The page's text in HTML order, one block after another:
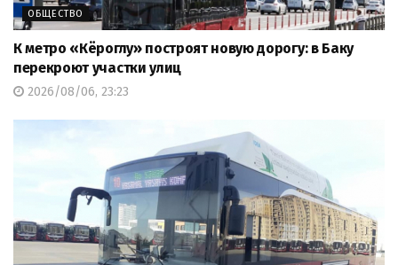
ОБЩЕСТВО
К метро «Кёроглу» построят новую дорогу: в Баку
перекроют участки улиц
2026/08/06, 23:23